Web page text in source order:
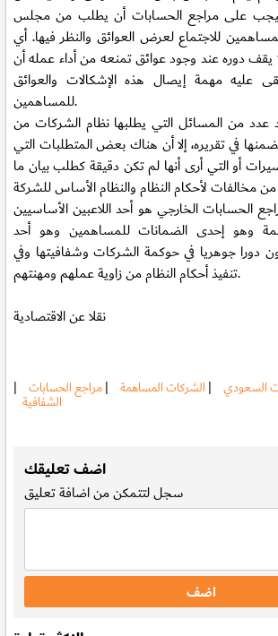
فيجب على مراجع الحسابات أن يطلب من مجلس
للاجتماع لعرض العوائق والنظر فيها. أي
يقف دوره عند وجود عوائق تمنعه من أداء عمله أن
عليه مهمة إيصال هذه الإشكالات والعوائق
للمساهمين.
من المسائل التي يطلبها نظام الشركات من
في تقريره، إلا أن هناك بعض المتطلبات التي
أو التي أرى أنها لم تكن دقيقة كطلب بيان ما
الحسابات الخارجي هو أحد اللاعبين الأساسيين
وهو إحدى الضمانات للمساهمين وهو أحد
دورا جوهريا في حوكمة الشركات وشفافيتها وفي
تنفيذ أحكام النظام من زاوية عملهم ومهنتهم.
نقلا عن الاقتصادية
السعودي | الشركات المساهمة |مراجع الحسابات |
الشفافية
اضف تعليقك
سجللتتمكن من اضافة تعليق